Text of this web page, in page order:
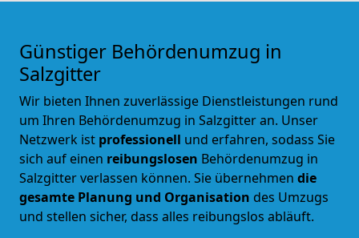
Günstiger Behördenumzug in
Salzgitter
Wir bieten Ihnen zuverlässige Dienstleistungen rund
um Ihren Behördenumzug in Salzgitter an. Unser
Netzwerk ist professionell und erfahren, sodass Sie
sich auf einen reibungslosen Behördenumzug in
Salzgitter verlassen können. Sie übernehmen die
gesamte Planung und Organisation des Umzugs
und stellen sicher, dass alles reibungslos abläuft.